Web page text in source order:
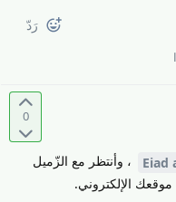
رَدّ
0
Eiad
، وأنتظر مع الزّميل
الإلكتروني.